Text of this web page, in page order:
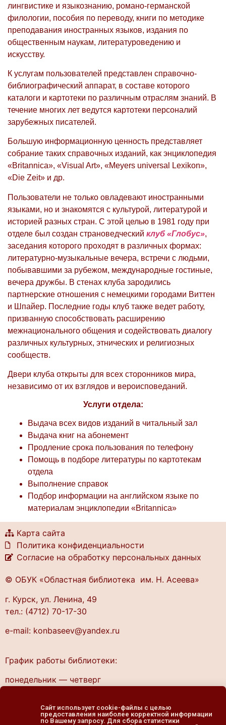
лингвистике и языкознанию, романо-германской
филологии, пособия по переводу, книги по методике
преподавания иностранных языков, издания по
общественным наукам, литературоведению и
искусству.
К услугам пользователей представлен справочно-
библиографический аппарат, в составе которого
каталоги и картотеки по различным отраслям знаний. В
течение многих лет ведутся картотеки персоналий
зарубежных писателей.
Большую информационную ценность представляет
собрание таких справочных изданий, как энциклопедия
«Britannica», «Visual Art», «Meyers universal Lexikon»,
«Die Zeit» и др.
Пользователи не только овладевают иностранными
языками, но и знакомятся с культурой, литературой и
историей разных стран. С этой целью в 1981 году при
отделе был создан страноведческий клуб «Глобус»,
заседания которого проходят в различных формах:
литературно-музыкальные вечера, встречи с людьми,
побывавшими за рубежом, международные гостиные,
вечера дружбы. В стенах клуба зародились
партнерские отношения с немецкими городами Виттен
и Шпайер. Последние годы клуб также ведет работу,
призванную способствовать расширению
межнационального общения и содействовать диалогу
различных культурных, этнических и религиозных
сообществ.
Двери клуба открыты для всех сторонников мира,
независимо от их взглядов и вероисповеданий.
Услуги отдела:
Выдача всех видов изданий в читальный зал
Выдача книг на абонемент
Продление срока пользования по телефону
Помощь в подборе литературы по картотекам
отдела
Выполнение справок
Подбор информации на английском языке по
материалам энциклопедии «Britannica»
Карта сайта
Политика конфиденциальности
Согласие на обработку персональных данных
© ОБУК «Областная библиотека им. Н. Асеева»
г. Курск, ул. Ленина, 49
тел.: (4712) 70-17-30
e-mail: konbaseev@yandex.ru
График работы библиотеки:
понедельник — четверг
пятница — выходной
cуббота, воскресенье
Сайт использует cookie-файлы с целью
предоставления наиболее корректной информации
по Вашему запросу. Для сбора статистики